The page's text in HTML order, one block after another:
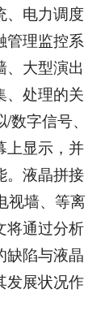
、电力调度
管理监控系
大型演出
、处理的关
字信号、
上显示，并
。液晶拼接
视墙、等离
将通过分析
缺陷与液晶
发展状况作